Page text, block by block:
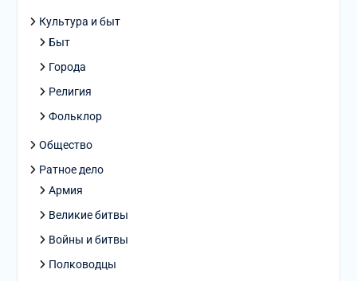
Культура и быт
Быт
Города
Религия
Фольклор
Общество
Ратное дело
Армия
Великие битвы
Войны и битвы
Полководцы